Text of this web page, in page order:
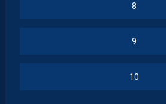
8
9
10